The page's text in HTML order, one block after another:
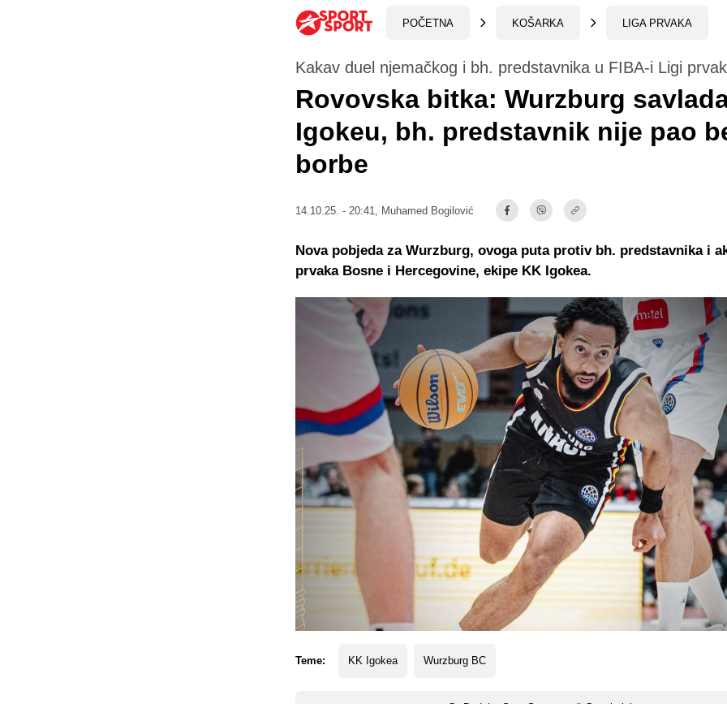
POČETNA KOŠARKA LIGA PRVAKA
Kakav duel njemačkog i bh. predstavnika u FIBA-i Ligi
Rovovska bitka: Wurzburg
Igokeu, bh. predstavnik nije pao
borbe
14.10.25. - 20:41, Muhamed Bogilović
Teme: KK Igokea Wurzburg BC
Nova pobjeda za Wurzburg, ovoga puta protiv bh. predstavnika i
prvaka Bosne i Hercegovine, ekipe KK Igokea.